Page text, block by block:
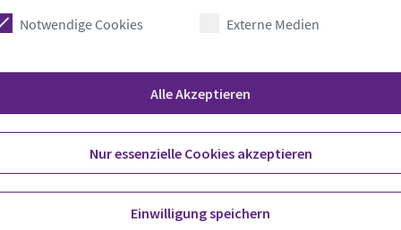
Pfarrerinnen und Pfarrer', unterstreicht
zentrale Bedeutung dieses
Lutherische Kirche auch investiert: 63 500
ausgegeben. Das Angebot
die schon länger als fünf Jahre im Amt sind,
erreicht.
als auch die älteren Pfarrerinnen und
die zuständigen Beauftragten Torsten
neuer Ideen und nützlicher Erfahrungswerte
täglichen Gemeindearbeit anbahnen und so die
Notwendige Cookies Externe Medien
Alle Akzeptieren
Nur essenzielle Cookies akzeptieren
Einwilligung speichern